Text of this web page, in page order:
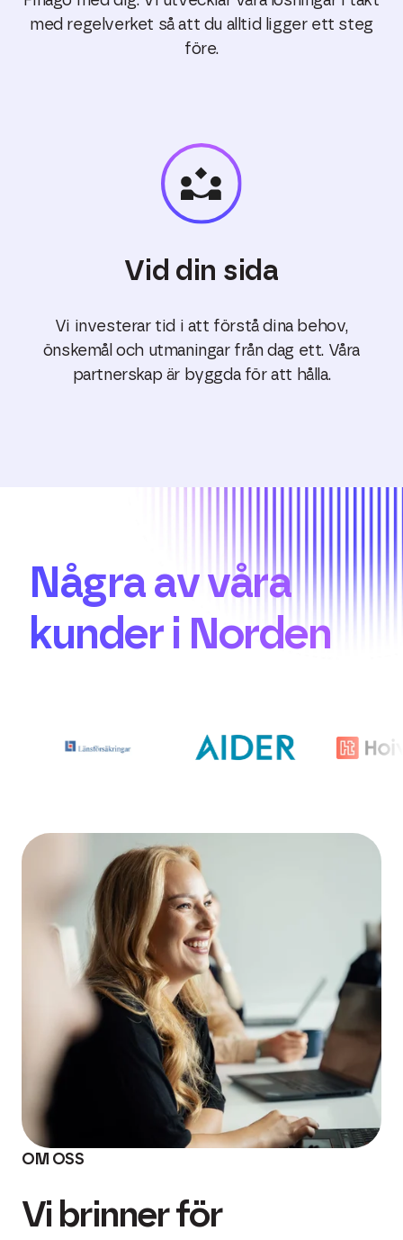
med regelverket så att du alltid ligger ett steg
före.
Vid din sida
Vi investerar tid i att förstå dina behov,
önskemål och utmaningar från dag ett. Våra
partnerskap är byggda för att hålla.
Några av våra
kunder i Norden
OM OSS
Vi brinner för